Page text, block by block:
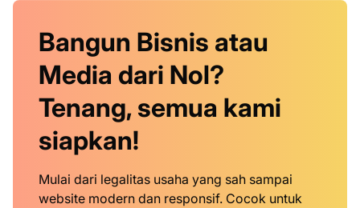
Bangun Bisnis atau
Media dari Nol?
Tenang, semua kami
siapkan!
Mulai dari legalitas usaha yang sah sampai
website modern dan responsif. Cocok untuk